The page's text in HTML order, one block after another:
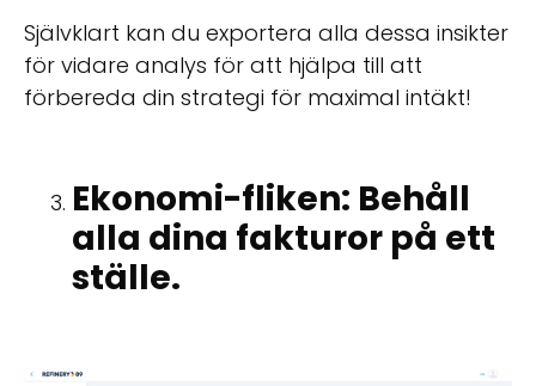
Självklart kan du exportera alla dessa insikter
för vidare analys för att hjälpa till att
förbereda din strategi för maximal intäkt!
Ekonomi-fliken: Behåll
alla dina fakturor på ett
ställe.